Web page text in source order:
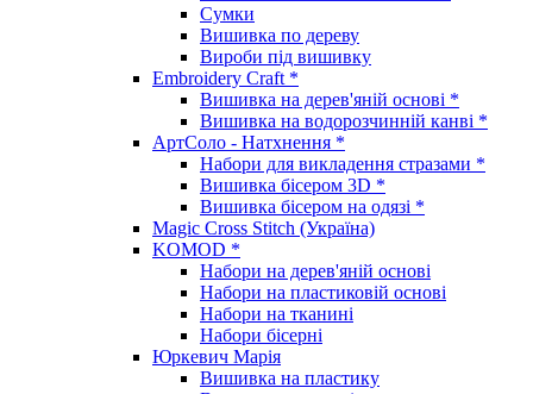
Сумки
Вишивка по дереву
Вироби під вишивку
Embroidery Craft *
Вишивка на дерев'яній основі *
Вишивка на водорозчинній канві *
АртСоло - Натхнення *
Набори для викладення стразами *
Вишивка бісером 3D *
Вишивка бісером на одязі *
Magic Cross Stitch (Україна)
KOMOD *
Набори на дерев'яній основі
Набори на пластиковій основі
Набори на тканині
Набори бісерні
Юркевич Марія
Вишивка на пластику